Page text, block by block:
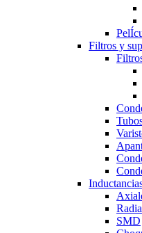
Filtros y
SMD